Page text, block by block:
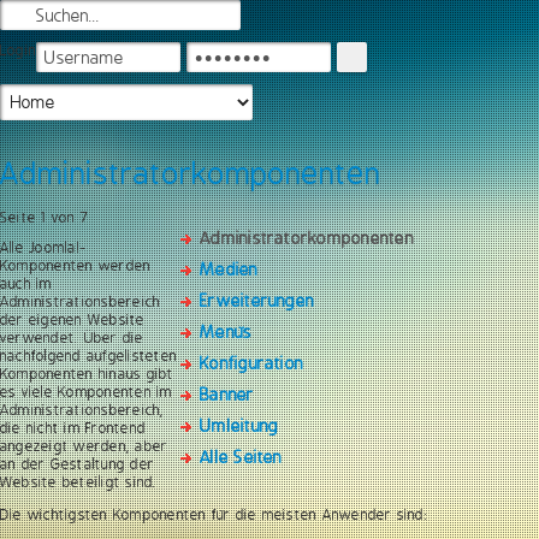
Login
Administratorkomponenten
Administratorkomponenten
Medien
Erweiterungen
Menüs
Konfiguration
Banner
Umleitung
Alle Seiten
Seite 1 von 7
Alle Joomla!-
Komponenten werden
auch im
Administrationsbereich
der eigenen Website
verwendet. Über die
nachfolgend aufgelisteten
Komponenten hinaus gibt
es viele Komponenten im
Administrationsbereich,
die nicht im Frontend
angezeigt werden, aber
an der Gestaltung der
Website beteiligt sind.
Die wichtigsten Komponenten für die meisten Anwender sind: